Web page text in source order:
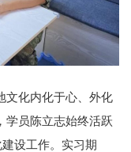
文化内化于心、外化
学员陈立志始终活跃
设工作。实习期